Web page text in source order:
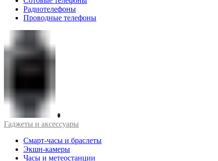
Радиотелефоны
Проводные телефоны
Гаджеты и аксессуары
Смарт-часы и браслеты
Экшн-камеры
Часы и метеостанции